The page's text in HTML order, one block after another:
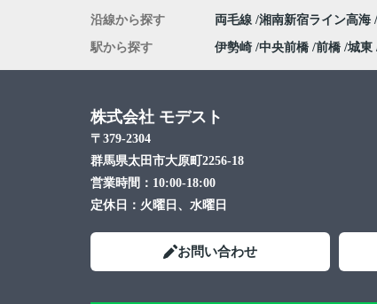
沿線から探す 両毛線 湘南新宿ライン高海
駅から探す 伊勢崎 中央前橋 前橋 城東
株式会社 モデスト
〒379-2304
群馬県太田市大原町2256-18
営業時間： 10:00-18:00
定休日： 火曜日、水曜日
お問い合わせ